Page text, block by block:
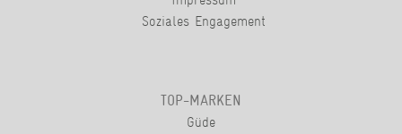
Soziales Engagement
TOP-MARKEN
Güde